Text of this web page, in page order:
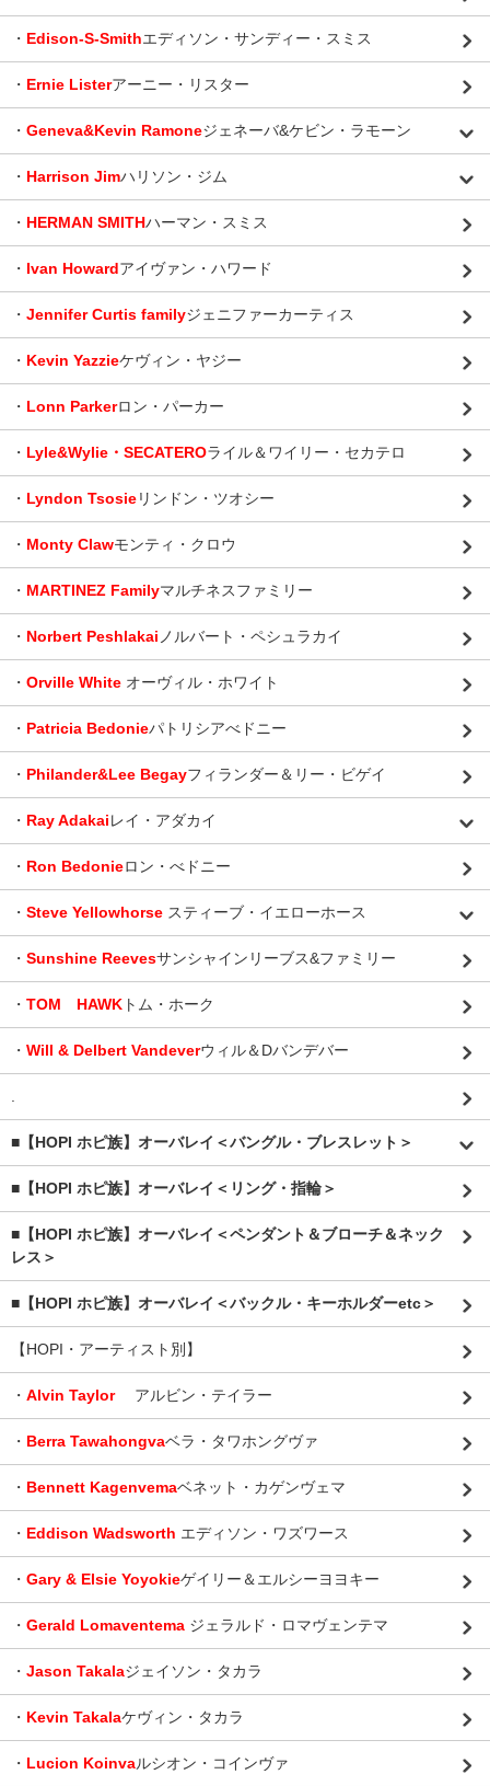
・ Edison-S-Smithエディソン・サンディー・スミス
・ Ernie Listerアーニー・リスター
・ Geneva&Kevin Ramoneジェネーバ&ケビン・ラモーン
・ Harrison Jimハリソン・ジム
・ HERMAN SMITHハーマン・スミス
・ Ivan Howardアイヴァン・ハワード
・ Jennifer Curtis familyジェニファーカーティス
・ Kevin Yazzieケヴィン・ヤジー
・ Lonn Parkerロン・パーカー
・ Lyle&Wylie・SECATEROライル＆ワイリー・セカテロ
・ Lyndon Tsosieリンドン・ツオシー
・ Monty Clawモンティ・クロウ
・ MARTINEZ Familyマルチネスファミリー
・ Norbert Peshlakai ノルバート・ペシュラカイ
・ Orville White オーヴィル・ホワイト
・ Patricia Bedonieパトリシアべドニー
・ Philander&Lee Begayフィランダー＆リー・ビゲイ
・ Ray Adakaiレイ・アダカイ
・ Ron Bedonieロン・べドニー
・ Steve Yellowhorse スティーブ・イエローホース
・ Sunshine Reevesサンシャインリーブス&ファミリー
・ TOM HAWK トム・ホーク
・ Will & Delbert Vandeverウィル＆Dバンデバー
.
■【HOPI ホピ族】オーバレイ＜バングル・ブレスレット＞
■【HOPI ホピ族】オーバレイ＜リング・指輪＞
■【HOPI ホピ族】オーバレイ＜ペンダント＆ブローチ＆ネック
レス＞
■【HOPI ホピ族】オーバレイ＜バックル・キーホルダーetc＞
【HOPI・アーティスト別】
・ Alvin Taylor アルビン・テイラー
・ Berra Tawahongvaベラ・タワホングヴァ
・ Bennett Kagenvemaベネット・カゲンヴェマ
・ Eddison Wadsworth エディソン・ワズワース
・ Gary & Elsie Yoyokieゲイリー＆エルシーヨヨキー
・ Gerald Lomaventema ジェラルド・ロマヴェンテマ
・ Jason Takalaジェイソン・タカラ
・ Kevin Takalaケヴィン・タカラ
・ Lucion Koinvaルシオン・コインヴァ